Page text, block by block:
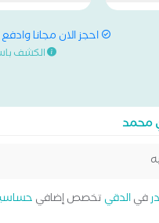
احجز الان مجانا
الكشف
محمد
فيالدقي تخصص إضافي